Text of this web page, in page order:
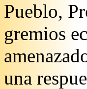
Pueblo,
gremios
una